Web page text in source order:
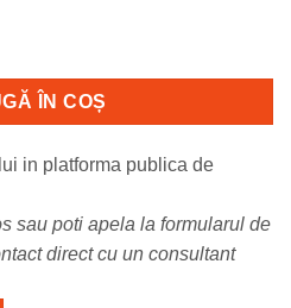
- ADF PAPER FEED
ÎN COȘ
in platforma publica de
sau poti apela la formularul de
direct cu un consultant